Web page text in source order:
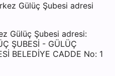
Gülüç Şubesi adresi
Gülüç Şubesi adresi:
ŞUBESİ - GÜLÜÇ
BELEDİYE CADDE No: 1